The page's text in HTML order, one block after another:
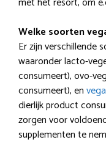
Welke soorten
Er zijn verschillende
waaronder lacto-
consumeert), ovo-
consumeert), en
dierlijk product
zorgen voor
supplementen te